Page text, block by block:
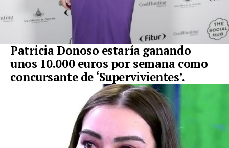
Patricia Donoso estaría ganando
unos 10.000 euros por semana como
concursante de ‘Supervivientes’.